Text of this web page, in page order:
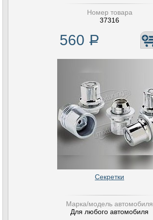
Номер товара
37316
560 Р
Секретки
Марка/модель автомобиля
Для любого автомобиля